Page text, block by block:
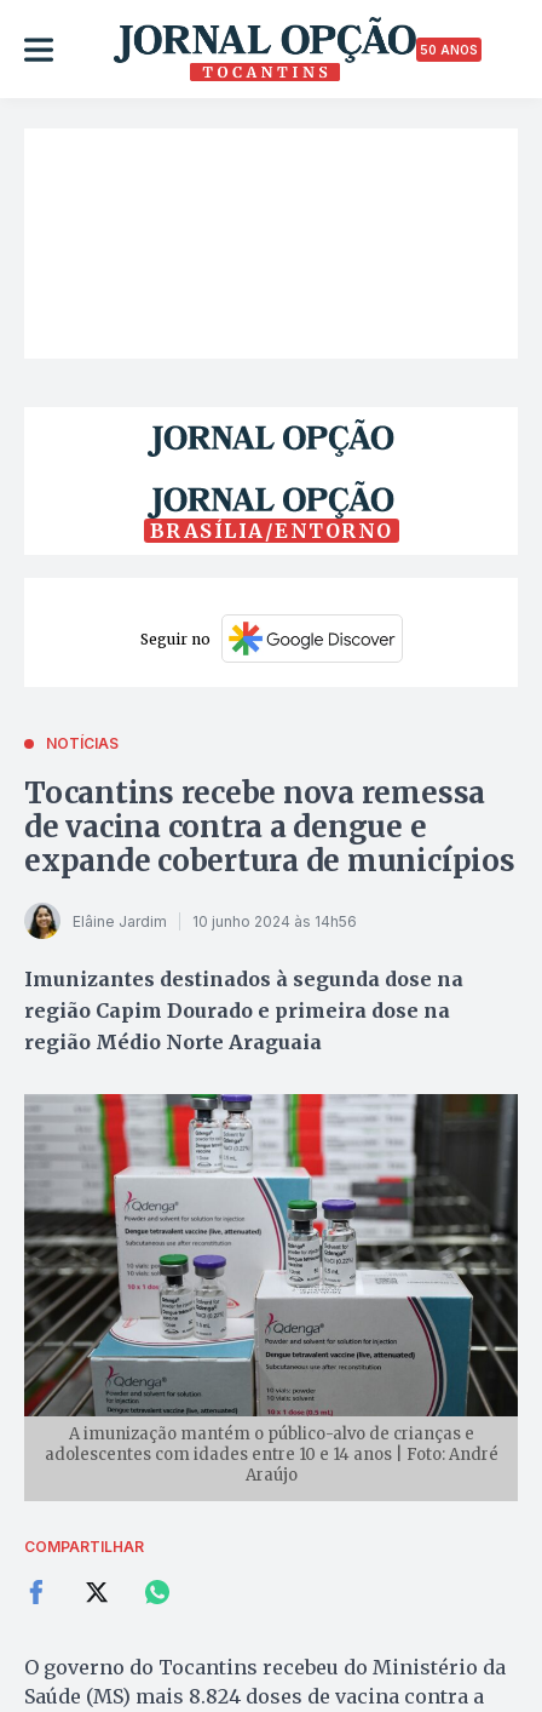
50 ANOS
BRASÍLIA/ENTORNO
Seguir no
NOTÍCIAS
Tocantins recebe nova remessa
de vacina contra a dengue e
expande cobertura de municípios
Elâine Jardim 10 junho 2024 às 14h56
Imunizantes destinados à segunda dose na
região Capim Dourado e primeira dose na
região Médio Norte Araguaia
A imunização mantém o público-alvo de crianças e
adolescentes com idades entre 10 e 14 anos | Foto: André
Araújo
COMPARTILHAR
O governo do Tocantins recebeu do Ministério da
Saúde (MS) mais 8.824 doses de vacina contra a